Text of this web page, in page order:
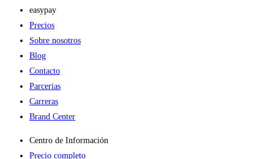
easypay
Precios
Sobre nosotros
Blog
Contacto
Parcerias
Carreras
Brand Center
Centro de Información
Precio completo